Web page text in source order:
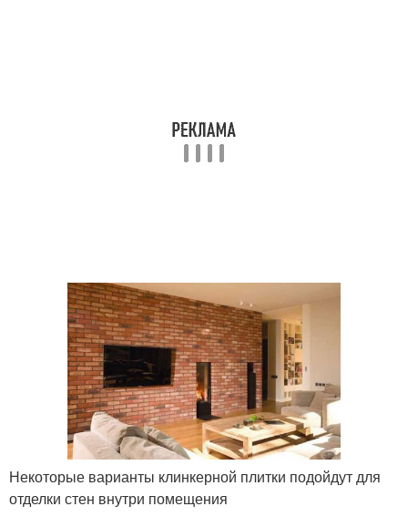
Некоторые варианты клинкерной плитки подойдут для
отделки стен внутри помещения